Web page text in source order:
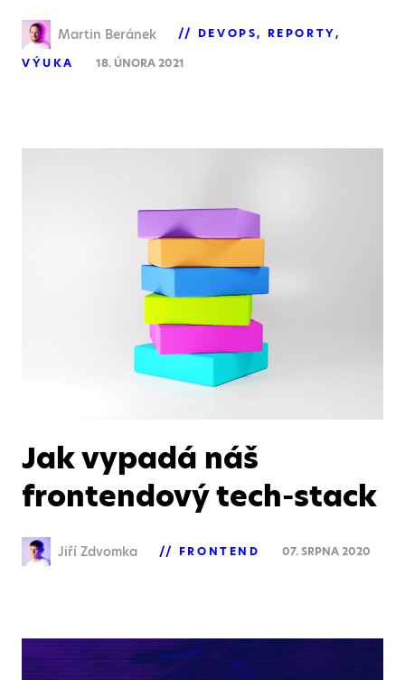
Martin Beránek DEVOPS
REPORTY
VÝUKA
18. ÚNORA 2021
Jak vypadá náš
frontendový tech-stack
Jiří Zdvomka FRONTEND 07. SRPNA 2020